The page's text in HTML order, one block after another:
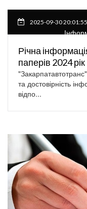
2025-09-30 20:01:55
Річна
паперів 2024 рік
та достовірність
відпо...